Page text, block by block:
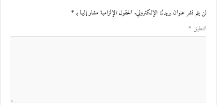
لن يتم نشر عنوان بريدك الإلكتروني. الحقول الإلزامية مشار إليها بـ*
التعليق *